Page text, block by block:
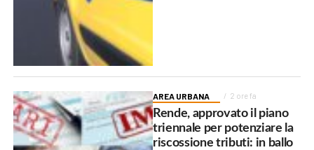
AREA URBANA 2 ore fa
Rende, approvato il piano
triennale per potenziare la
riscossione tributi: in ballo